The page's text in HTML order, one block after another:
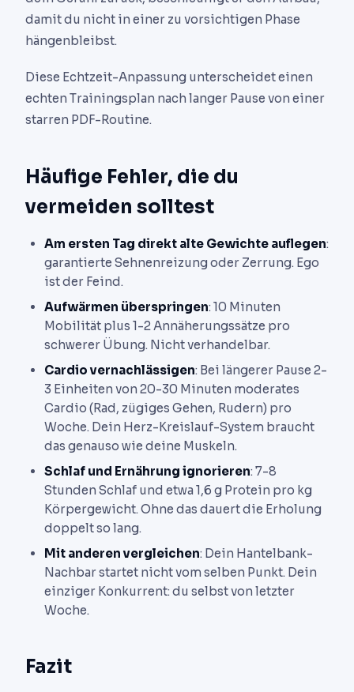
damit du nicht in einer zu vorsichtigen Phase
hängenbleibst.
Diese Echtzeit-Anpassung unterscheidet einen
echten Trainingsplan nach langer Pause von einer
starren PDF-Routine.
Häufige Fehler, die du
vermeiden solltest
Am ersten Tag direkt alte Gewichte auflegen:
garantierte Sehnenreizung oder Zerrung. Ego
ist der Feind.
Aufwärmen überspringen: 10 Minuten
Mobilität plus 1-2 Annäherungssätze pro
schwerer Übung. Nicht verhandelbar.
Cardio vernachlässigen: Bei längerer Pause 2-
3 Einheiten von 20-30 Minuten moderates
Cardio (Rad, zügiges Gehen, Rudern) pro
Woche. Dein Herz-Kreislauf-System braucht
das genauso wie deine Muskeln.
Schlaf und Ernährung ignorieren: 7-8
Stunden Schlaf und etwa 1,6 g Protein pro kg
Körpergewicht. Ohne das dauert die Erholung
doppelt so lang.
Mit anderen vergleichen: Dein Hantelbank-
Nachbar startet nicht vom selben Punkt. Dein
einziger Konkurrent: du selbst von letzter
Woche.
Fazit